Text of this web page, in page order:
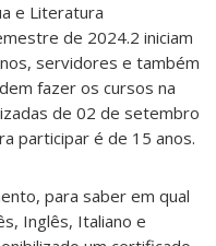
e Literatura
de 2024.2 iniciam
servidores e também
fazer os cursos na
de 02 de setembro
participar é de 15 anos.
para saber em qual
Inglês, Italiano e